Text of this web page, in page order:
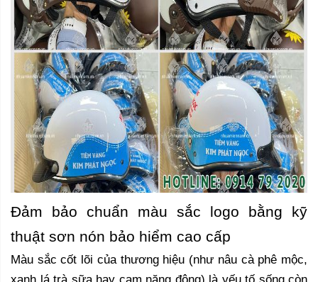
Đảm bảo chuẩn màu sắc logo bằng kỹ
thuật sơn nón bảo hiểm cao cấp
Màu sắc cốt lõi của thương hiệu (như nâu cà phê mộc,
xanh lá trà sữa hay cam năng động) là yếu tố sống còn